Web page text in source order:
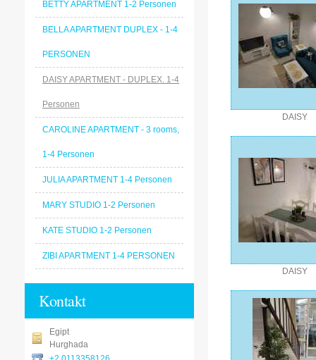
DAISY
DAISY
BETTY APARTMENT 1-2 Personen
BELLA APARTMENT DUPLEX - 1-4
PERSONEN
DAISY APARTMENT - DUPLEX. 1-4
Personen
CAROLINE APARTMENT - 3 rooms,
1-4 Personen
JULIA APARTMENT 1-4 Personen
MARY STUDIO 1-2 Personen
KATE STUDIO 1-2 Personen
ZIBI APARTMENT 1-4 PERSONEN
Kontakt
Egipt
Hurghada